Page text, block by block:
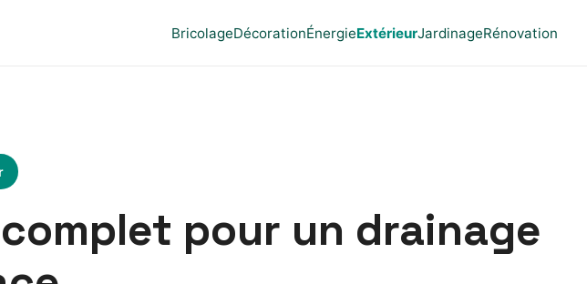
BricolageDécorationÉnergieExtérieurJardinageRénovation
pour un drainage